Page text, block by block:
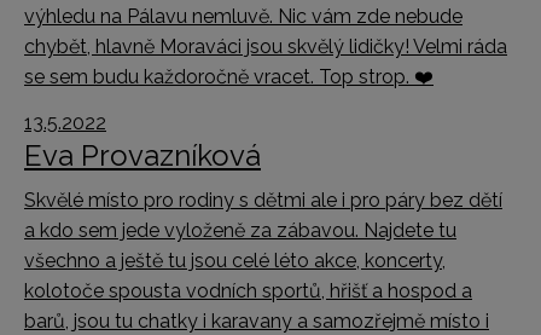
výhledu na Pálavu nemluvě. Nic vám zde nebude
chybět, hlavně Moraváci jsou skvělý lidičky! Velmi ráda
se sem budu každoročně vracet. Top strop. ❤️
13.5.2022
Eva Provazníková
Skvělé místo pro rodiny s dětmi ale i pro páry bez dětí
a kdo sem jede vyloženě za zábavou. Najdete tu
všechno a ještě tu jsou celé léto akce, koncerty,
kolotoče spousta vodních sportů, hřišť a hospod a
barů, jsou tu chatky i karavany a samozřejmě místo i